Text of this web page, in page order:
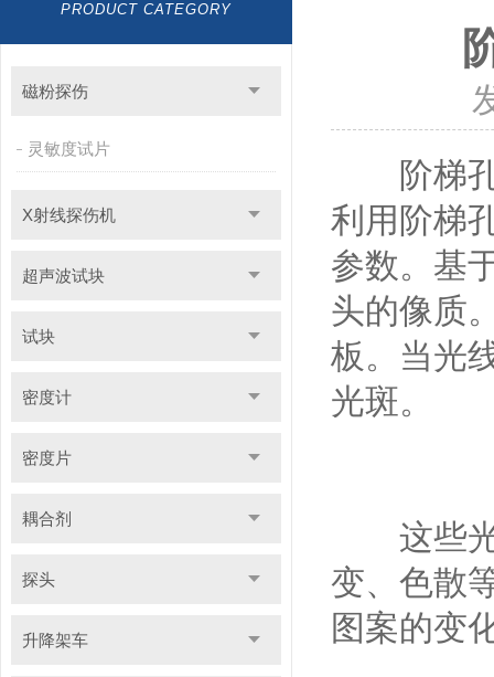
PRODUCT CATEGORY
磁粉探伤
灵敏度试片
X射线探伤机
超声波试块
试块
密度计
密度片
耦合剂
探头
升降架车
阶梯孔
利用阶梯
参数。基
头的像质
板。当光
光斑。
这些光
变、色散
图案的变